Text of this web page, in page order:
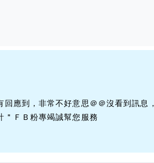
應到，非常不好意思＠＠沒看到訊息，
＂ＦＢ粉專竭誠幫您服務